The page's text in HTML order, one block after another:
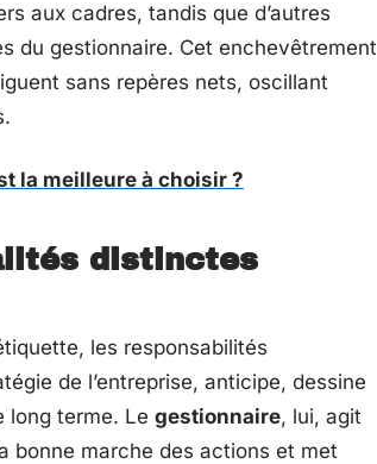
aux cadres, tandis que d’autres
du gestionnaire. Cet enchevêtrement
sans repères nets, oscillant
la meilleure à choisir ?
distinctes
les responsabilités
de l’entreprise, anticipe, dessine
long terme. Le gestionnaire, lui, agit
bonne marche des actions et met